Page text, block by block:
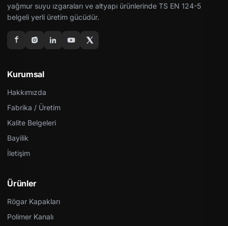
yağmur suyu ızgaraları ve altyapı ürünlerinde TS EN 124-5
belgeli yerli üretim gücüdür.
Kurumsal
Hakkımızda
Fabrika / Üretim
Kalite Belgeleri
Bayilik
İletişim
Ürünler
Rögar Kapakları
Polimer Kanalı